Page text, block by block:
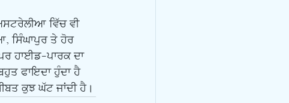
ਸਿੰਘਾਪੁਰ ਤੇ ਹੋਰ
ਹਾਈਡ-ਪਾਰਕ ਦਾ
ਫਾਇਦਾ ਹੁੰਦਾ ਹੈ
ਕੁਝ ਘੱਟ ਜਾਂਦੀ ਹੈ।